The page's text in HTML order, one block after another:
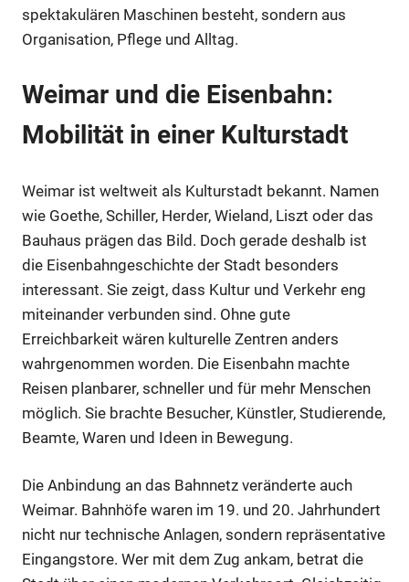
spektakulären Maschinen besteht, sondern aus
Organisation, Pflege und Alltag.
Weimar und die Eisenbahn:
Mobilität in einer Kulturstadt
Weimar ist weltweit als Kulturstadt bekannt. Namen
wie Goethe, Schiller, Herder, Wieland, Liszt oder das
Bauhaus prägen das Bild. Doch gerade deshalb ist
die Eisenbahngeschichte der Stadt besonders
interessant. Sie zeigt, dass Kultur und Verkehr eng
miteinander verbunden sind. Ohne gute
Erreichbarkeit wären kulturelle Zentren anders
wahrgenommen worden. Die Eisenbahn machte
Reisen planbarer, schneller und für mehr Menschen
möglich. Sie brachte Besucher, Künstler, Studierende,
Beamte, Waren und Ideen in Bewegung.
Die Anbindung an das Bahnnetz veränderte auch
Weimar. Bahnhöfe waren im 19. und 20. Jahrhundert
nicht nur technische Anlagen, sondern repräsentative
Eingangstore. Wer mit dem Zug ankam, betrat die